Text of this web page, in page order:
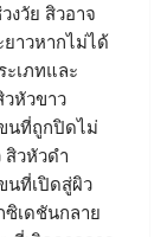
งวัย สิวอาจ
าวหากไม่ได้
เภทและ
วหัวขาว
นที่ถูกปิดไม่
สิวหัวดำ
นที่เปิดสู่ผิว
เดชันกลาย